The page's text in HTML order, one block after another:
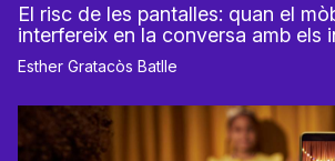
El risc de les pantalles: quan el
interfereix en la conversa amb els
Esther Gratacòs Batlle